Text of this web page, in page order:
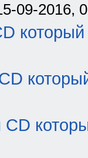
09-2016,
который